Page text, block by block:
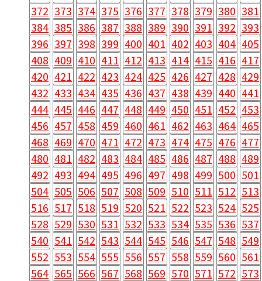
372 373 374 375 376 377 378 379 380 381
384 385 386 387 388 389 390 391 392 393
396 397 398 399 400 401 402 403 404 405
408 409 410 411 412 413 414 415 416 417
420 421 422 423 424 425 426 427 428 429
432 433 434 435 436 437 438 439 440 441
444 445 446 447 448 449 450 451 452 453
456 457 458 459 460 461 462 463 464 465
468 469 470 471 472 473 474 475 476 477
480 481 482 483 484 485 486 487 488 489
492 493 494 495 496 497 498 499 500 501
504 505 506 507 508 509 510 511 512 513
516 517 518 519 520 521 522 523 524 525
528 529 530 531 532 533 534 535 536 537
540 541 542 543 544 545 546 547 548 549
552 553 554 555 556 557 558 559 560 561
564 565 566 567 568 569 570 571 572 573